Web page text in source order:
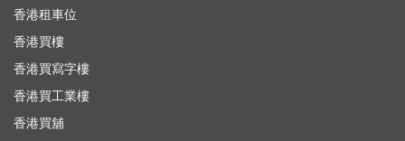
香港租車位
香港買樓
香港買寫字樓
香港買工業樓
香港買舖